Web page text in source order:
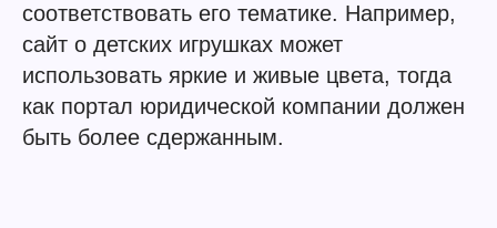
соответствовать его тематике. Например,
сайт о детских игрушках может
использовать яркие и живые цвета, тогда
как портал юридической компании должен
быть более сдержанным.